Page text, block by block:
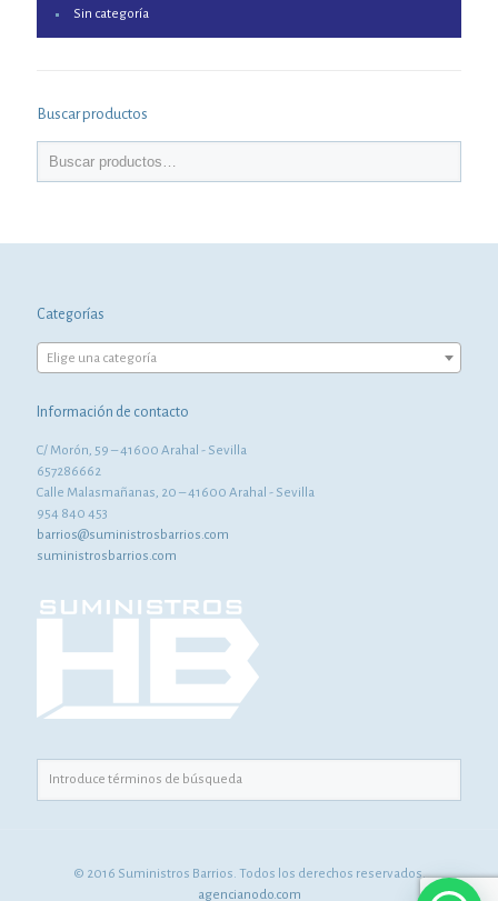
Sin categoría
Buscar productos
Categorías
Elige una categoría
Información de contacto
C/ Morón, 59 – 41600 Arahal - Sevilla
657286662
Calle Malasmañanas, 20 – 41600 Arahal - Sevilla
954 840 453
barrios@suministrosbarrios.com
suministrosbarrios.com
© 2016 Suministros Barrios. Todos los derechos reservados.
agencianodo.com